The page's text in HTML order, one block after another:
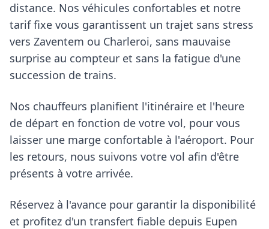
distance. Nos véhicules confortables et notre
tarif fixe vous garantissent un trajet sans stress
vers Zaventem ou Charleroi, sans mauvaise
surprise au compteur et sans la fatigue d'une
succession de trains.
Nos chauffeurs planifient l'itinéraire et l'heure
de départ en fonction de votre vol, pour vous
laisser une marge confortable à l'aéroport. Pour
les retours, nous suivons votre vol afin d'être
présents à votre arrivée.
Réservez à l'avance pour garantir la disponibilité
et profitez d'un transfert fiable depuis Eupen